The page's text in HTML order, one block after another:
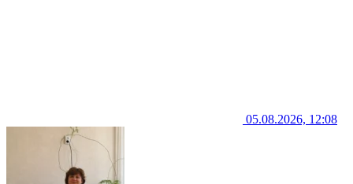
05.08.2026, 12:08